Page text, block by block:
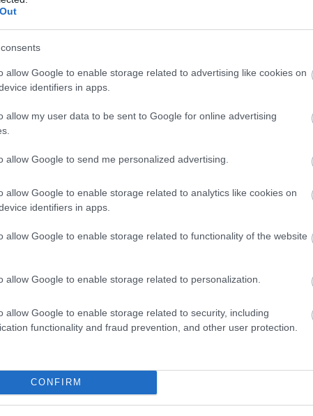
allow Google to enable storage related to advertising like cookies on
identifiers in apps.
allow my user data to be sent to Google for online advertising
allow Google to send me personalized advertising.
allow Google to enable storage related to analytics like cookies on
identifiers in apps.
allow Google to enable storage related to functionality of the website
allow Google to enable storage related to personalization.
allow Google to enable storage related to security, including
functionality and fraud prevention, and other user protection.
CONFIRM